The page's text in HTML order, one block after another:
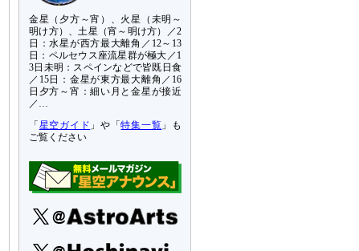
金星（夕方～宵）、火星（未明～
明け方）、土星（宵～明け方）／2
日：水星が西方最大離角／12～13
日：ペルセウス座流星群が極大／1
3日未明：スペインなどで皆既日食
／15日：金星が東方最大離角／16
日夕方～宵：細い月と金星が接近
／…
「 星空ガイド 」や「特集一覧 」も
ご覧ください